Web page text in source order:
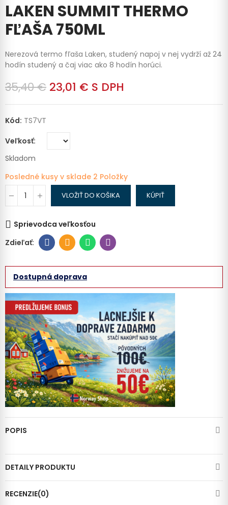
LAKEN SUMMIT THERMO
FĽAŠA 750ML
Nerezová termo fľaša Laken, studený napoj v nej vydrží až 24
hodín studený a čaj viac ako 8 hodín horúci.
35,40 € 23,01 € S DPH
Kód: TS7VT
Veľkosť
Skladom
Posledné kusy v sklade 2 Položky
VLOŽIŤ DO KOŠIKA KÚPIŤ
Sprievodca veľkosťou
Dostupná doprava
POPIS
DETAILY PRODUKTU
RECENZIE(0)